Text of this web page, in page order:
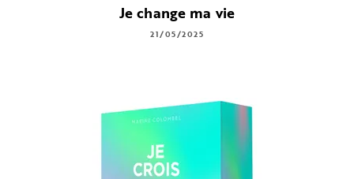
Je change ma vie
21/05/2025